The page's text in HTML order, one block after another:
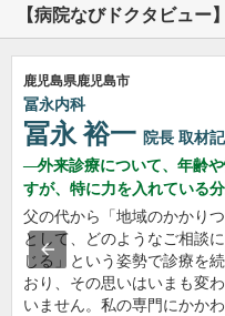
【病院なびドクタビュー
鹿児島県鹿児島市
冨永内科
冨永 裕一 院長 取材
外来診療について、年齢
すが、特に力を入れている
父の代から「地域のかかり
として、どのようなご相談
じる」という姿勢で診療を
おり、その思いはいまも変
いません。私の専門にかか